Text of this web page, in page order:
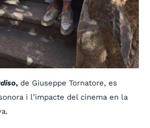
, de Giuseppe Tornatore, es
i l’impacte del cinema en la